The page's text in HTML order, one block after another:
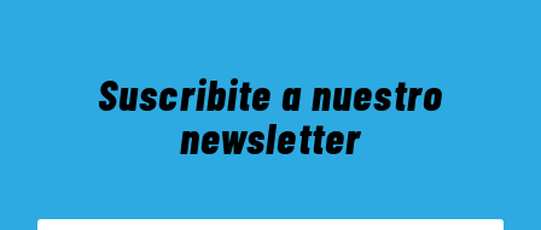
Suscribite a nuestro
newsletter